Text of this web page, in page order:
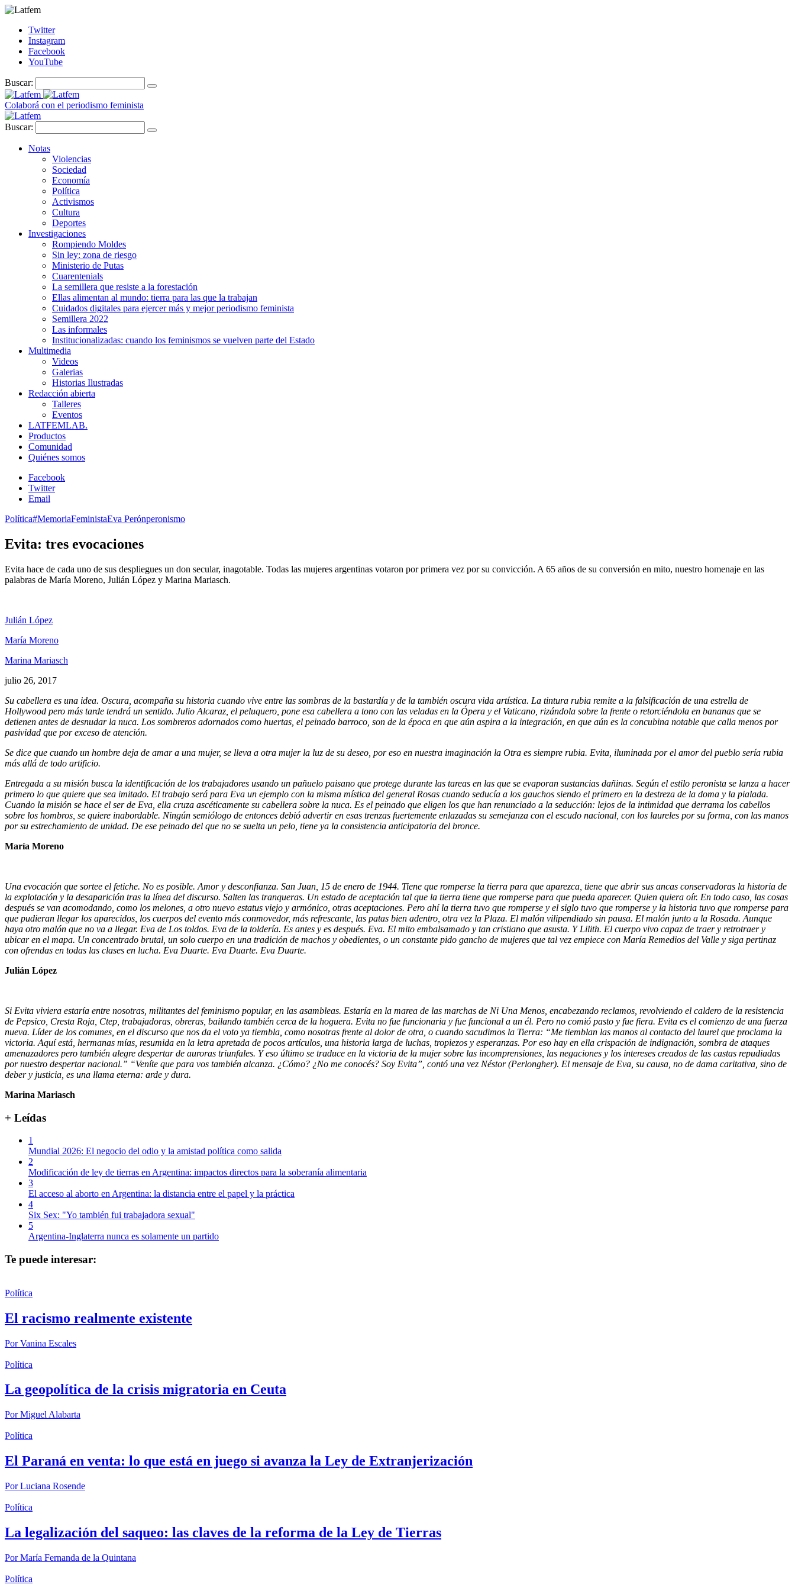
Twitter
Instagram
Facebook
YouTube
Buscar:
Colaborá con el periodismo feminista
Buscar:
Notas
Violencias
Sociedad
Economía
Política
Activismos
Cultura
Deportes
Investigaciones
Rompiendo Moldes
Sin ley: zona de riesgo
Ministerio de Putas
Cuarentenials
La semillera que resiste a la forestación
Ellas alimentan al mundo: tierra para las que la trabajan
Cuidados digitales para ejercer más y mejor periodismo feminista
Semillera 2022
Las informales
Institucionalizadas: cuando los feminismos se vuelven parte del Estado
Multimedia
Videos
Galerias
Historias Ilustradas
Redacción abierta
Talleres
Eventos
LATFEMLAB.
Productos
Comunidad
Quiénes somos
Facebook
Twitter
Email
Política#MemoriaFeministaEva Perónperonismo
Evita: tres evocaciones
Evita hace de cada uno de sus despliegues un don secular, inagotable. Todas las mujeres argentinas votaron por primera vez por su convicción. A 65 años de su conversión en mito, nuestro homenaje en las
palabras de María Moreno, Julián López y Marina Mariasch.
Julián López
María Moreno
Marina Mariasch
julio 26, 2017
Su cabellera es una idea. Oscura, acompaña su historia cuando vive entre las sombras de la bastardía y de la también oscura vida artística. La tintura rubia remite a la falsificación de una estrella de
Hollywood pero más tarde tendrá un sentido. Julio Alcaraz, el peluquero, pone esa cabellera a tono con las veladas en la Ópera y el Vaticano, rizándola sobre la frente o retorciéndola en bananas que se
detienen antes de desnudar la nuca. Los sombreros adornados como huertas, el peinado barroco, son de la época en que aún aspira a la integración, en que aún es la concubina notable que calla menos por
pasividad que por exceso de atención.
Se dice que cuando un hombre deja de amar a una mujer, se lleva a otra mujer la luz de su deseo, por eso en nuestra imaginación la Otra es siempre rubia. Evita, iluminada por el amor del pueblo sería rubia
más allá de todo artificio.
Entregada a su misión busca la identificación de los trabajadores usando un pañuelo paisano que protege durante las tareas en las que se evaporan sustancias dañinas. Según el estilo peronista se lanza a hacer
primero lo que quiere que sea imitado. El trabajo será para Eva un ejemplo con la misma mística del general Rosas cuando seducía a los gauchos siendo el primero en la destreza de la doma y la pialada.
Cuando la misión se hace el ser de Eva, ella cruza ascéticamente su cabellera sobre la nuca. Es el peinado que eligen los que han renunciado a la seducción: lejos de la intimidad que derrama los cabellos
sobre los hombros, se quiere inabordable. Ningún semiólogo de entonces debió advertir en esas trenzas fuertemente enlazadas su semejanza con el escudo nacional, con los laureles por su forma, con las manos
por su estrechamiento de unidad. De ese peinado del que no se suelta un pelo, tiene ya la consistencia anticipatoria del bronce.
María Moreno
Una evocación que sortee el fetiche. No es posible. Amor y desconfianza. San Juan, 15 de enero de 1944. Tiene que romperse la tierra para que aparezca, tiene que abrir sus ancas conservadoras la historia de
la explotación y la desaparición tras la línea del discurso. Salten las tranqueras. Un estado de aceptación tal que la tierra tiene que romperse para que pueda aparecer. Quien quiera oír. En todo caso, las cosas
después se van acomodando, como los melones, a otro nuevo estatus viejo y armónico, otras aceptaciones. Pero ahí la tierra tuvo que romperse y el siglo tuvo que romperse y la historia tuvo que romperse para
que pudieran llegar los aparecidos, los cuerpos del evento más conmovedor, más refrescante, las patas bien adentro, otra vez la Plaza. El malón vilipendiado sin pausa. El malón junto a la Rosada. Aunque
haya otro malón que no va a llegar. Eva de Los toldos. Eva de la toldería. Es antes y es después. Eva. El mito embalsamado y tan cristiano que asusta. Y Lilith. El cuerpo vivo capaz de traer y retrotraer y
ubicar en el mapa. Un concentrado brutal, un solo cuerpo en una tradición de machos y obedientes, o un constante pido gancho de mujeres que tal vez empiece con María Remedios del Valle y siga pertinaz
con ofrendas en todas las clases en lucha. Eva Duarte. Eva Duarte. Eva Duarte.
Julián López
Si Evita viviera estaría entre nosotras, militantes del feminismo popular, en las asambleas. Estaría en la marea de las marchas de Ni Una Menos, encabezando reclamos, revolviendo el caldero de la resistencia
de Pepsico, Cresta Roja, Ctep, trabajadoras, obreras, bailando también cerca de la hoguera. Evita no fue funcionaria y fue funcional a un él. Pero no comió pasto y fue fiera. Evita es el comienzo de una fuerza
nueva. Líder de los comunes, en el discurso que nos da el voto ya tiembla, como nosotras frente al dolor de otra, o cuando sacudimos la Tierra: “Me tiemblan las manos al contacto del laurel que proclama la
victoria. Aquí está, hermanas mías, resumida en la letra apretada de pocos artículos, una historia larga de luchas, tropiezos y esperanzas. Por eso hay en ella crispación de indignación, sombra de ataques
amenazadores pero también alegre despertar de auroras triunfales. Y eso último se traduce en la victoria de la mujer sobre las incomprensiones, las negaciones y los intereses creados de las castas repudiadas
por nuestro despertar nacional.” “Veníte que para vos también alcanza. ¿Cómo? ¿No me conocés? Soy Evita”, contó una vez Néstor (Perlongher). El mensaje de Eva, su causa, no de dama caritativa, sino de
deber y justicia, es una llama eterna: arde y dura.
Marina Mariasch
+ Leídas
1
Mundial 2026: El negocio del odio y la amistad política como salida
2
Modificación de ley de tierras en Argentina: impactos directos para la soberanía alimentaria
3
El acceso al aborto en Argentina: la distancia entre el papel y la práctica
4
Six Sex: "Yo también fui trabajadora sexual"
5
Argentina-Inglaterra nunca es solamente un partido
Te puede interesar:
Política
El racismo realmente existente
PorVanina Escales
Política
La geopolítica de la crisis migratoria en Ceuta
PorMiguel Alabarta
Política
El Paraná en venta: lo que está en juego si avanza la Ley de Extranjerización
PorLuciana Rosende
Política
La legalización del saqueo: las claves de la reforma de la Ley de Tierras
PorMaría Fernanda de la Quintana
Política